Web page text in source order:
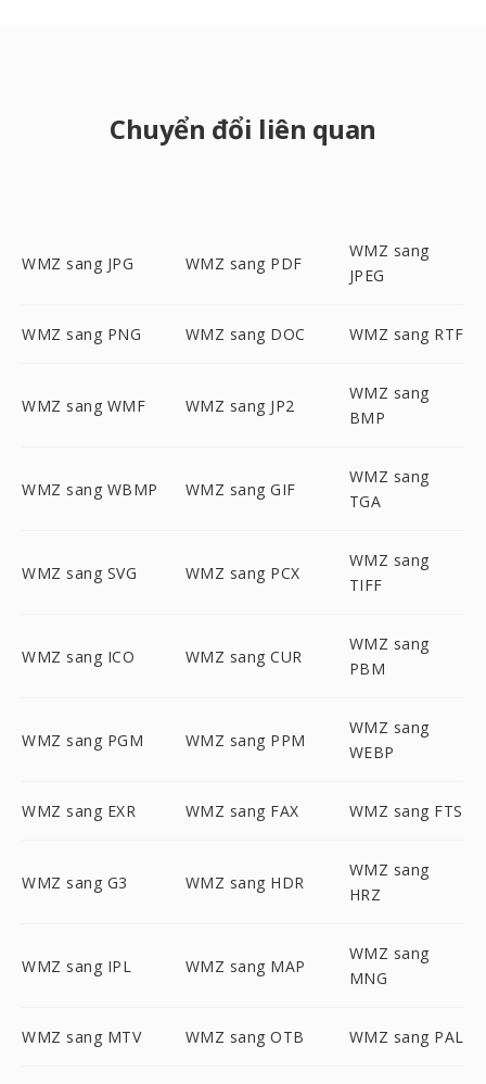
Chuyển đổi liên quan
WMZ sang JPG WMZ sang PDF
WMZ sang
JPEG
WMZ sang PNG WMZ sang DOC WMZ sang RTF
WMZ sang WMF WMZ sang JP2
WMZ sang
BMP
WMZ sang WBMP WMZ sang GIF
WMZ sang
TGA
WMZ sang SVG WMZ sang PCX
WMZ sang
TIFF
WMZ sang ICO WMZ sang CUR
WMZ sang
PBM
WMZ sang PGM WMZ sang PPM
WMZ sang
WEBP
WMZ sang EXR WMZ sang FAX WMZ sang FTS
WMZ sang G3 WMZ sang HDR
WMZ sang
HRZ
WMZ sang IPL WMZ sang MAP
WMZ sang
MNG
WMZ sang MTV WMZ sang OTB WMZ sang PAL